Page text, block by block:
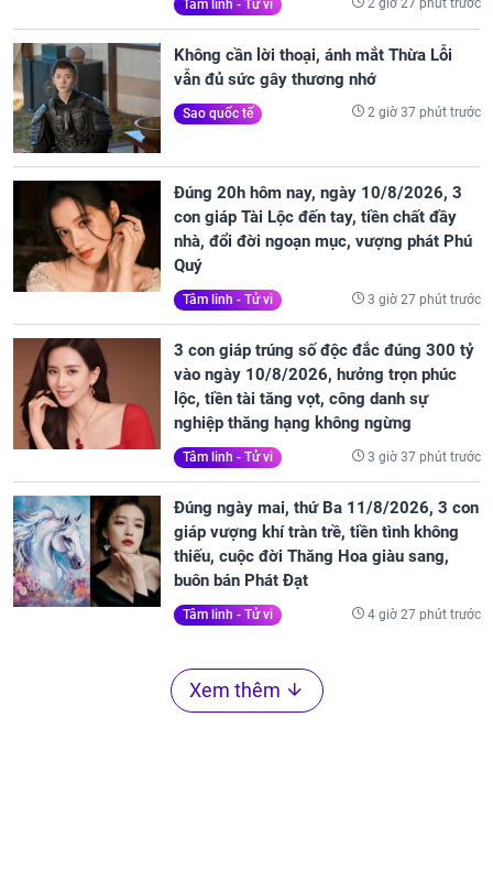
Tâm linh - Tử vi 2 giờ 27 phút trước
Không cần lời thoại, ánh mắt Thừa Lỗi
vẫn đủ sức gây thương nhớ
Sao quốc tế 2 giờ 37 phút trước
Đúng 20h hôm nay, ngày 10/8/2026, 3
con giáp Tài Lộc đến tay, tiền chất đầy
nhà, đổi đời ngoạn mục, vượng phát Phú
Quý
Tâm linh - Tử vi 3 giờ 27 phút trước
3 con giáp trúng số độc đắc đúng 300 tỷ
vào ngày 10/8/2026, hưởng trọn phúc
lộc, tiền tài tăng vọt, công danh sự
nghiệp thăng hạng không ngừng
Tâm linh - Tử vi 3 giờ 37 phút trước
Đúng ngày mai, thứ Ba 11/8/2026, 3 con
giáp vượng khí tràn trề, tiền tình không
thiếu, cuộc đời Thăng Hoa giàu sang,
buôn bán Phát Đạt
Tâm linh - Tử vi 4 giờ 27 phút trước
Xem thêm